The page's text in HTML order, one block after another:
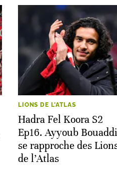
LIONS DE L'ATLAS
Hadra Fel Koora S2
Ep16. Ayyoub Bouaddi
se rapproche des
de l’Atlas